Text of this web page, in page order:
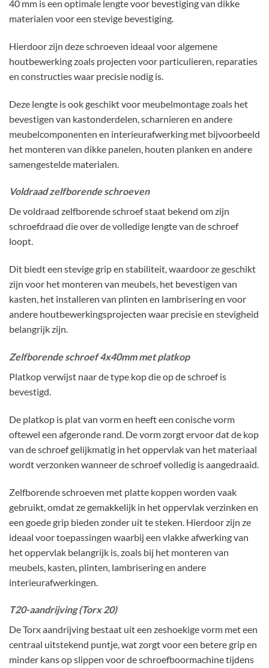
40 mm is een optimale lengte voor bevestiging van dikke
materialen voor een stevige bevestiging.
Hierdoor zijn deze schroeven ideaal voor algemene
houtbewerking zoals projecten voor particulieren, reparaties
en constructies waar precisie nodig is.
Deze lengte is ook geschikt voor meubelmontage zoals het
bevestigen van kastonderdelen, scharnieren en andere
meubelcomponenten en interieurafwerking met bijvoorbeeld
het monteren van dikke panelen, houten planken en andere
samengestelde materialen.
Voldraad zelfborende schroeven
De voldraad zelfborende schroef staat bekend om zijn
schroefdraad die over de volledige lengte van de schroef
loopt.
Dit biedt een stevige grip en stabiliteit, waardoor ze geschikt
zijn voor het monteren van meubels, het bevestigen van
kasten, het installeren van plinten en lambrisering en voor
andere houtbewerkingsprojecten waar precisie en stevigheid
belangrijk zijn.
Zelfborende schroef 4x40mm met platkop
Platkop verwijst naar de type kop die op de schroef is
bevestigd.
De platkop is plat van vorm en heeft een conische vorm
oftewel een afgeronde rand. De vorm zorgt ervoor dat de kop
van de schroef gelijkmatig in het oppervlak van het materiaal
wordt verzonken wanneer de schroef volledig is aangedraaid.
Zelfborende schroeven met platte koppen worden vaak
gebruikt, omdat ze gemakkelijk in het oppervlak verzinken en
een goede grip bieden zonder uit te steken. Hierdoor zijn ze
ideaal voor toepassingen waarbij een vlakke afwerking van
het oppervlak belangrijk is, zoals bij het monteren van
meubels, kasten, plinten, lambrisering en andere
interieurafwerkingen.
T20-aandrijving (Torx 20)
De Torx aandrijving bestaat uit een zeshoekige vorm met een
centraal uitstekend puntje, wat zorgt voor een betere grip en
minder kans op slippen voor de schroefboormachine tijdens